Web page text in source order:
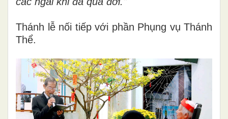
Thánh lễ nối tiếp với phần Phụng vụ Thánh
Thể.